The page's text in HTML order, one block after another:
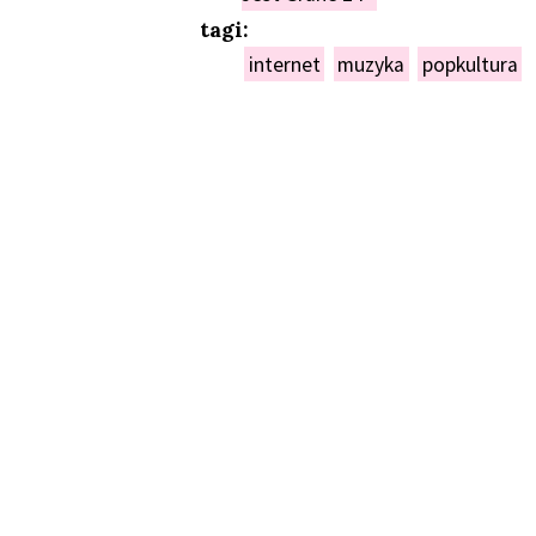
tagi:
internet muzyka popkultura